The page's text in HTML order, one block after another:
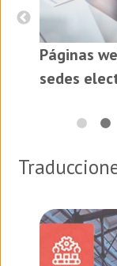
Páginas
sedes